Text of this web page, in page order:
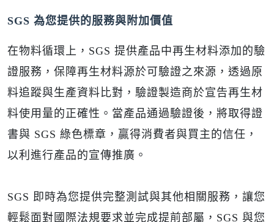
SGS 為您提供的服務與附加價值
在物料循環上，SGS 提供產品中再生材料添加的驗
證服務，保障再生材料源於可驗證之來源，透過原
料追蹤與生產資料比對，驗證製造商於宣告再生材
料使用量的正確性。當產品通過驗證後，將取得證
書與 SGS 綠色標章，贏得消費者與買主的信任，
以利進行產品的宣傳推廣。
SGS 即時為您提供完整測試與其他相關服務，讓您
輕鬆面對國際法規要求並完成提前部屬，SGS 與您